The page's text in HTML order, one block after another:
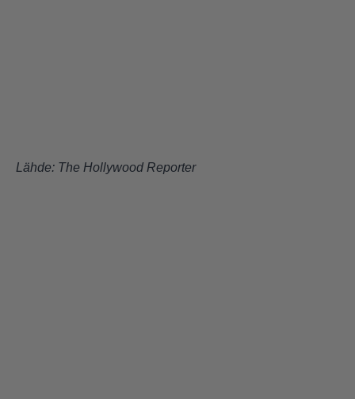
Lähde: The Hollywood Reporter